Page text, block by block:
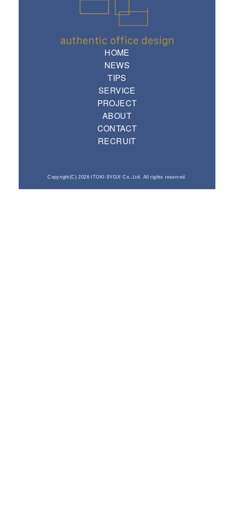
HOME
NEWS
TIPS
SERVICE
PROJECT
ABOUT
CONTACT
RECRUIT
Copyright(C) 2026 ITOKI-SYOJI Co.,Ltd. All rights reserved.